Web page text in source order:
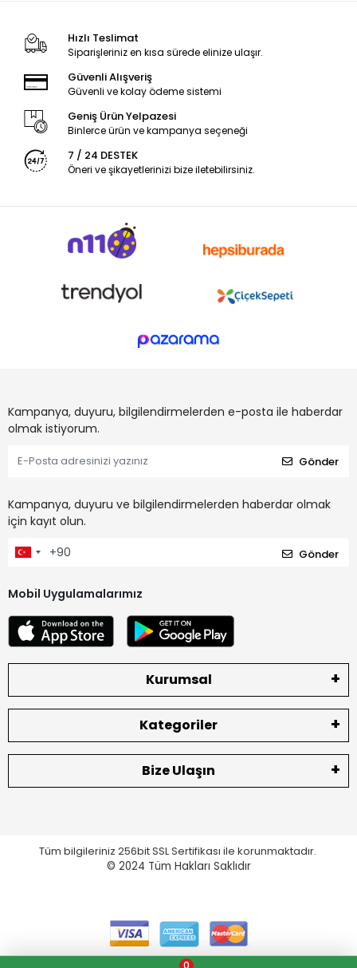
Hızlı Teslimat
Siparişleriniz en kısa sürede elinize ulaşır.
Güvenli Alışveriş
Güvenli ve kolay ödeme sistemi
Geniş Ürün Yelpazesi
Binlerce ürün ve kampanya seçeneği
7 / 24 DESTEK
Öneri ve şikayetlerinizi bize iletebilirsiniz.
Kampanya, duyuru, bilgilendirmelerden e-posta ile haberdar
olmak istiyorum.
Gönder
Kampanya, duyuru ve bilgilendirmelerden haberdar olmak
için kayıt olun.
Gönder
Mobil Uygulamalarımız
Kurumsal
Kategoriler
Bize Ulaşın
Tüm bilgileriniz 256bit SSL Sertifikası ile korunmaktadır.
© 2024 Tüm Hakları Saklıdır